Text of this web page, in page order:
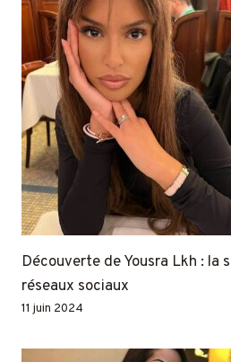
Découverte de Yousra Lkh : la
réseaux sociaux
11 juin 2024